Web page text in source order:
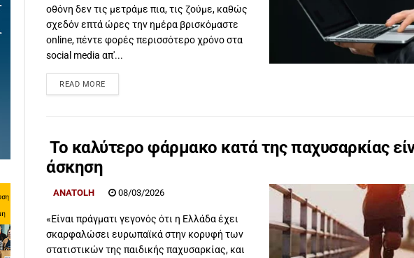
οθόνη δεν τις μετράμε πια, τις ζούμε, καθώς
σχεδόν επτά ώρες την ημέρα βρισκόμαστε
online, πέντε φορές περισσότερο χρόνο στα
social media απ'...
READ MORE
Το καλύτερο φάρμακο κατά της παχυσαρκίας
άσκηση
ANATOLH 08/03/2026
«Είναι πράγματι γεγονός ότι η Ελλάδα έχει
σκαρφαλώσει ευρωπαϊκά στην κορυφή των
στατιστικών της παιδικής παχυσαρκίας, και